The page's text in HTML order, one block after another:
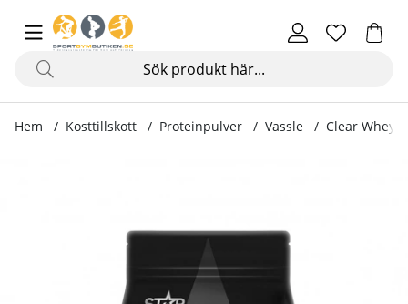
Hem Kosttillskott Proteinpulver Vassle Clear Whey,